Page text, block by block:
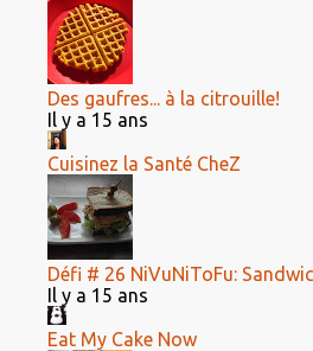
Des gaufres... à la citrouille!
Il y a 15 ans
Cuisinez la Santé CheZ
Défi # 26 NiVuNiToFu:
Il y a 15 ans
Eat My Cake Now